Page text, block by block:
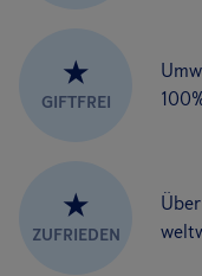
★
GIFTFREI
★
ZUFRIEDEN